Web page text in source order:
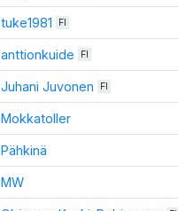
tuke1981 FI
anttionkuide FI
Juhani Juvonen FI
Mokkatoller
Pähkinä
MW